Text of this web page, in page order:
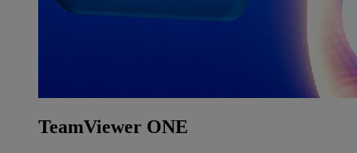
TeamViewer ONE